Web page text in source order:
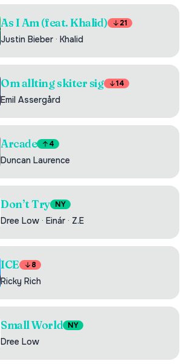
As I Am (feat. Khalid) 21
Justin Bieber · Khalid
Om allting skiter sig 14
Emil Assergård
Arcade 4
Duncan Laurence
Don’t Try NY
Dree Low · Einár · Z.E
ICE 8
Ricky Rich
Small World NY
Dree Low